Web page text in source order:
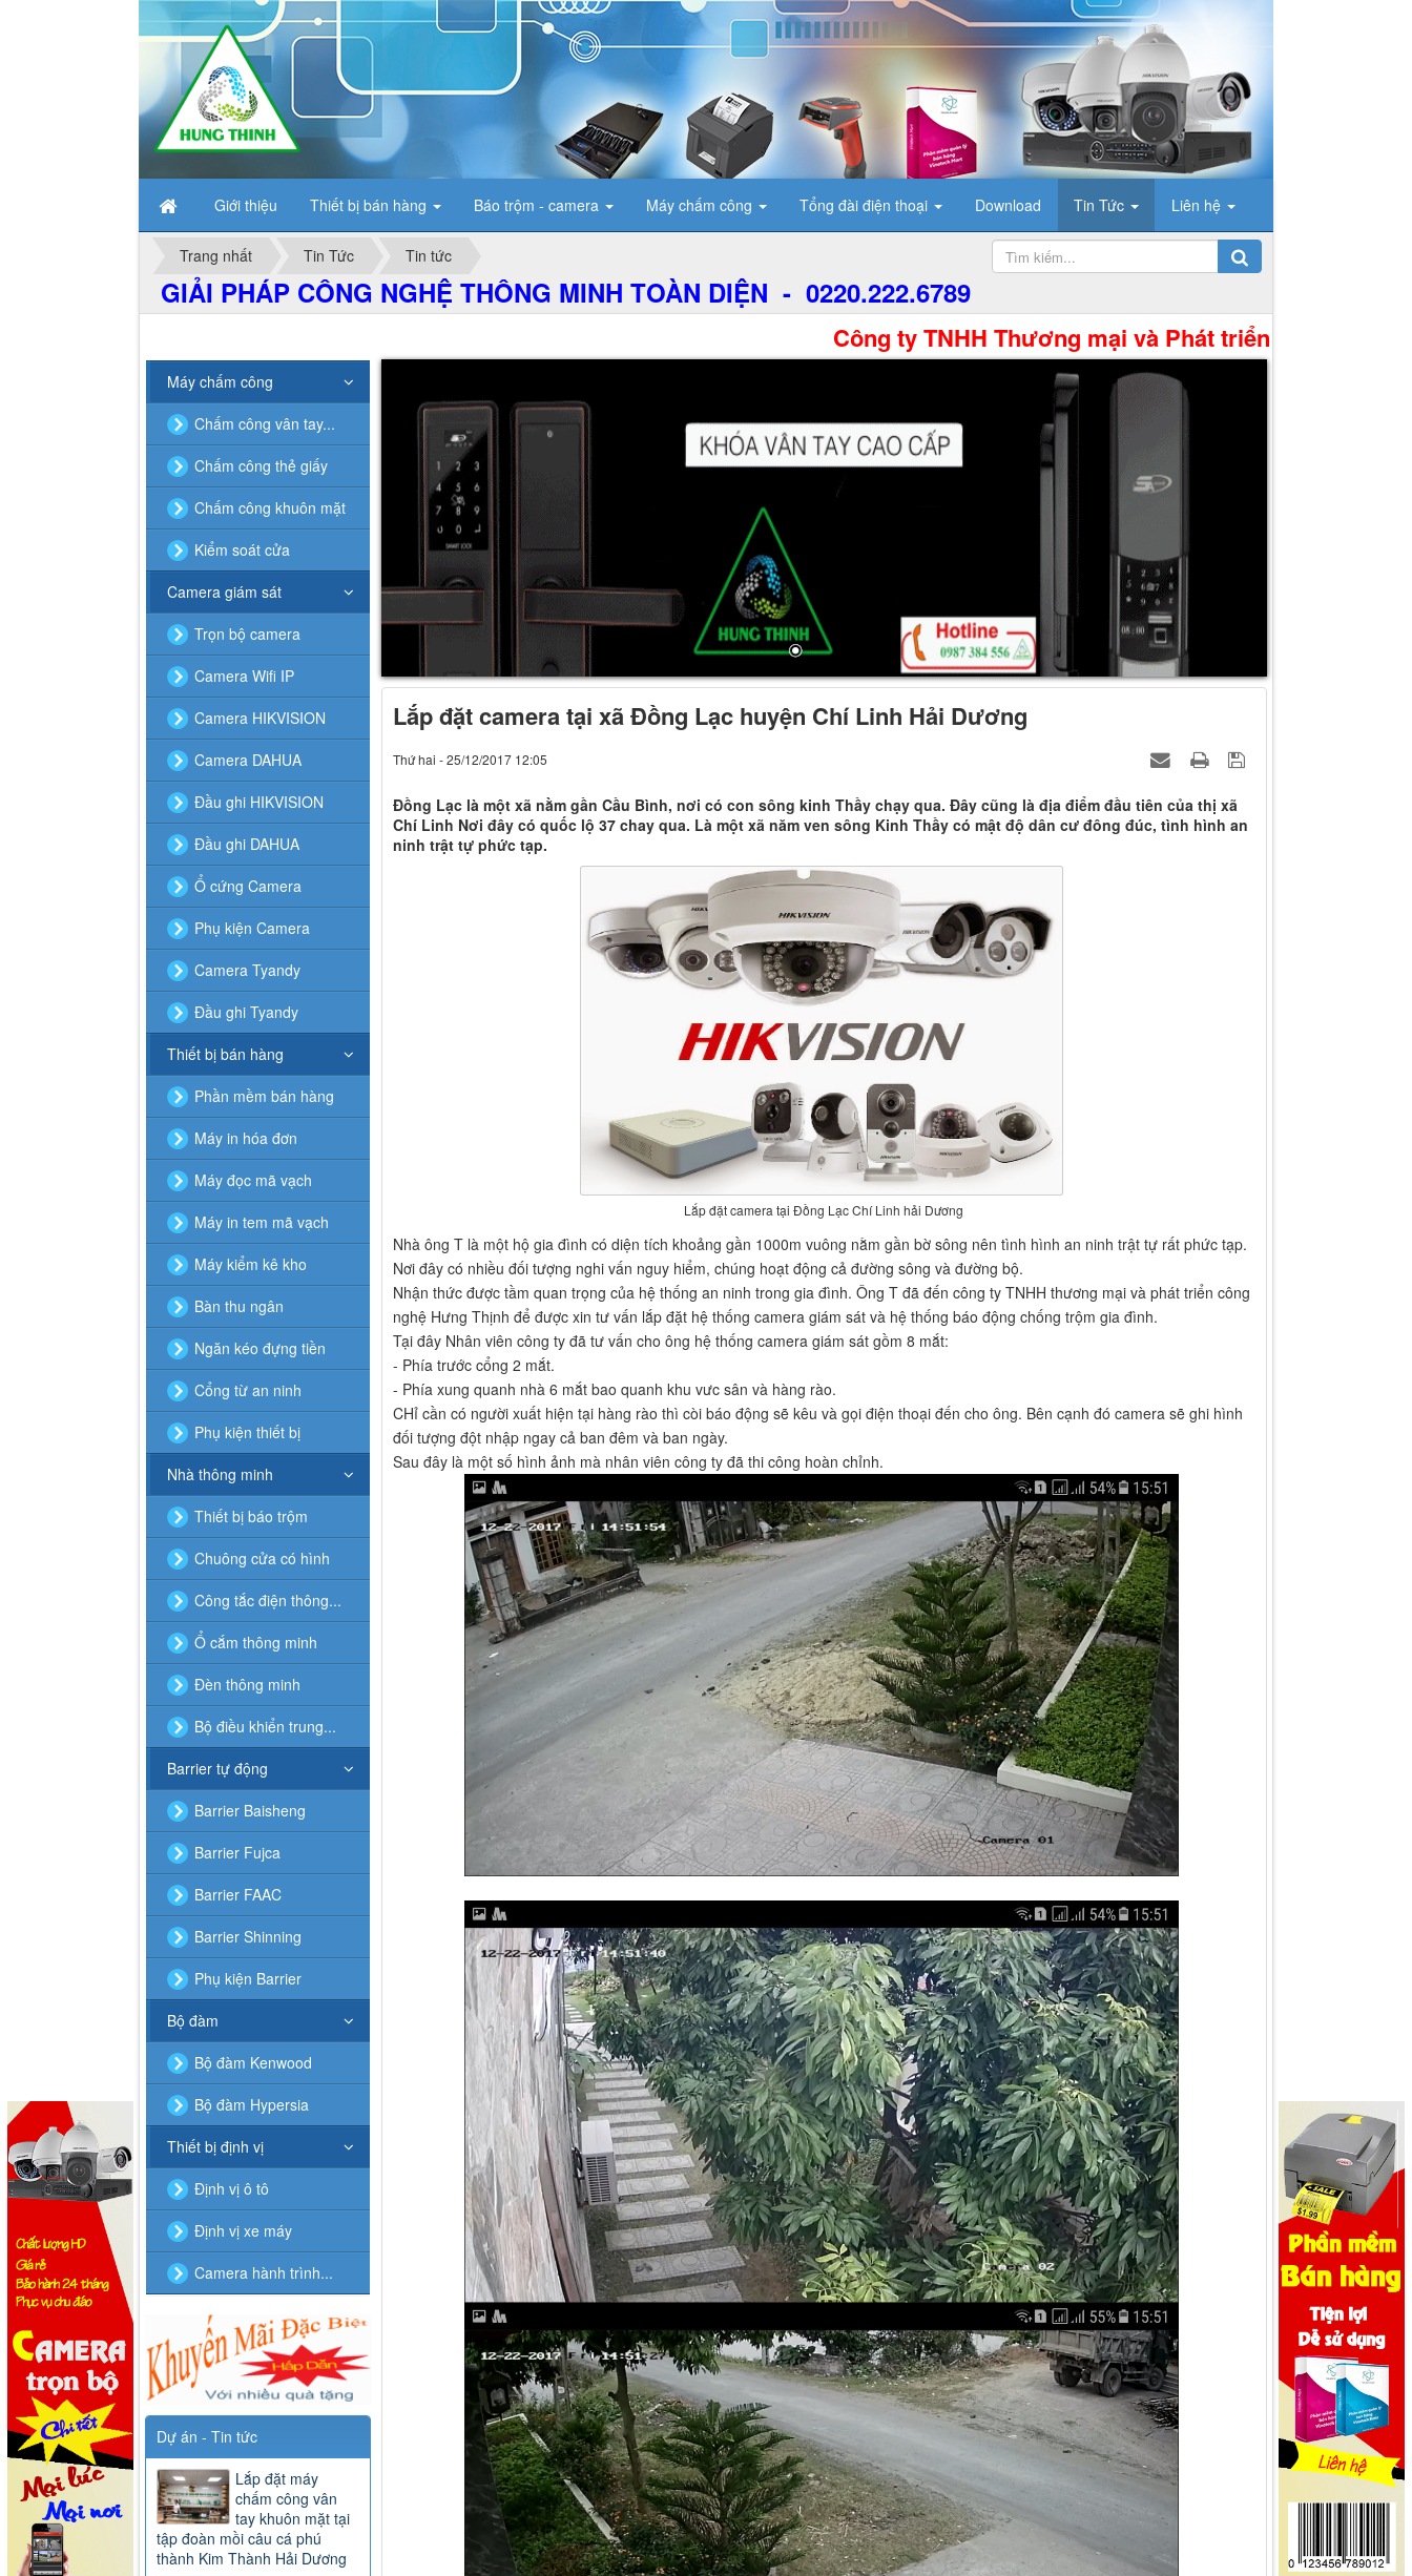
Giới thiệu Thiết bị bán hàng Báo trộm - camera Máy chấm công Tổng đài điện thoại Download Tin Tức Liên hệ
Trang nhất Tin Tức Tin tức
GIẢI PHÁP CÔNG NGHỆ THÔNG MINH TOÀN DIỆN - 0220.222.6789
Công ty TNHH Thương mại và Phát triển Công Nghệ Hưng
Lắp đặt camera tại xã Đồng Lạc huyện Chí Linh Hải Dương
Thứ hai - 25/12/2017 12:05
Đồng Lạc là một xã nằm gần Cầu Bình, nơi có con sông kinh Thầy chạy qua. Đây cũng là địa điểm đầu tiên của thị xã
Chí Linh Nơi đây có quốc lộ 37 chay qua. Là một xã năm ven sông Kinh Thầy có mật độ dân cư đông đúc, tình hình an
ninh trật tự phức tạp.
Lắp đặt camera tại Đồng Lạc Chí Linh hải Dương
Nhà ông T là một hộ gia đình có diện tích khoảng gần 1000m vuông nằm gần bờ sông nên tình hình an ninh trật tự rất phức tạp.
Nơi đây có nhiều đối tượng nghi vấn nguy hiểm, chúng hoạt động cả đường sông và đường bộ.
Nhận thức được tầm quan trọng của hệ thống an ninh trong gia đình. Ông T đã đến công ty TNHH thương mại và phát triển công
nghệ Hưng Thịnh để được xin tư vấn lắp đặt hệ thống camera giám sát và hệ thống báo động chống trộm gia đình.
Tại đây Nhân viên công ty đã tư vấn cho ông hệ thống camera giám sát gồm 8 mắt:
- Phía trước cổng 2 mắt.
- Phía xung quanh nhà 6 mắt bao quanh khu vưc sân và hàng rào.
CHỉ cần có người xuất hiện tại hàng rào thì còi báo động sẽ kêu và gọi điện thoại đến cho ông. Bên cạnh đó camera sẽ ghi hình
đối tượng đột nhập ngay cả ban đêm và ban ngày.
Sau đây là một số hình ảnh mà nhân viên công ty đã thi công hoàn chỉnh.
Máy chấm công
Chấm công vân tay...
Chấm công thẻ giấy
Chấm công khuôn mặt
Kiểm soát cửa
Camera giám sát
Trọn bộ camera
Camera Wifi IP
Camera HIKVISION
Camera DAHUA
Đầu ghi HIKVISION
Đầu ghi DAHUA
Ổ cứng Camera
Phụ kiện Camera
Camera Tyandy
Đầu ghi Tyandy
Thiết bị bán hàng
Phần mềm bán hàng
Máy in hóa đơn
Máy đọc mã vạch
Máy in tem mã vạch
Máy kiểm kê kho
Bàn thu ngân
Ngăn kéo đựng tiền
Cổng từ an ninh
Phụ kiện thiết bị
Nhà thông minh
Thiết bị báo trộm
Chuông cửa có hình
Công tắc điện thông...
Ổ cắm thông minh
Đèn thông minh
Bộ điều khiển trung...
Barrier tự động
Barrier Baisheng
Barrier Fujca
Barrier FAAC
Barrier Shinning
Phụ kiện Barrier
Bộ đàm
Bộ đàm Kenwood
Bộ đàm Hypersia
Thiết bị định vị
Định vị ô tô
Định vị xe máy
Camera hành trình...
Dự án - Tin tức
Lắp đặt máy
chấm công vân
tay khuôn mặt tại
tập đoàn mồi câu cá phú
thành Kim Thành Hải Dương